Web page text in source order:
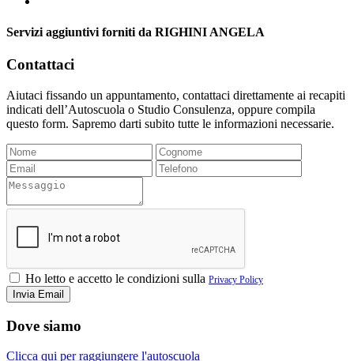
Servizi aggiuntivi forniti da RIGHINI ANGELA
Contattaci
Aiutaci fissando un appuntamento, contattaci direttamente ai recapiti
indicati dell’Autoscuola o Studio Consulenza, oppure compila
questo form. Sapremo darti subito tutte le informazioni necessarie.
Ho letto e accetto le condizioni sulla Privacy Policy
Dove siamo
Clicca qui per raggiungere l'autoscuola